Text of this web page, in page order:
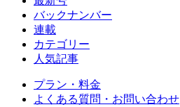
バックナンバー
連載
カテゴリー
人気記事
プラン・料金
よくある質問・お問い合わせ